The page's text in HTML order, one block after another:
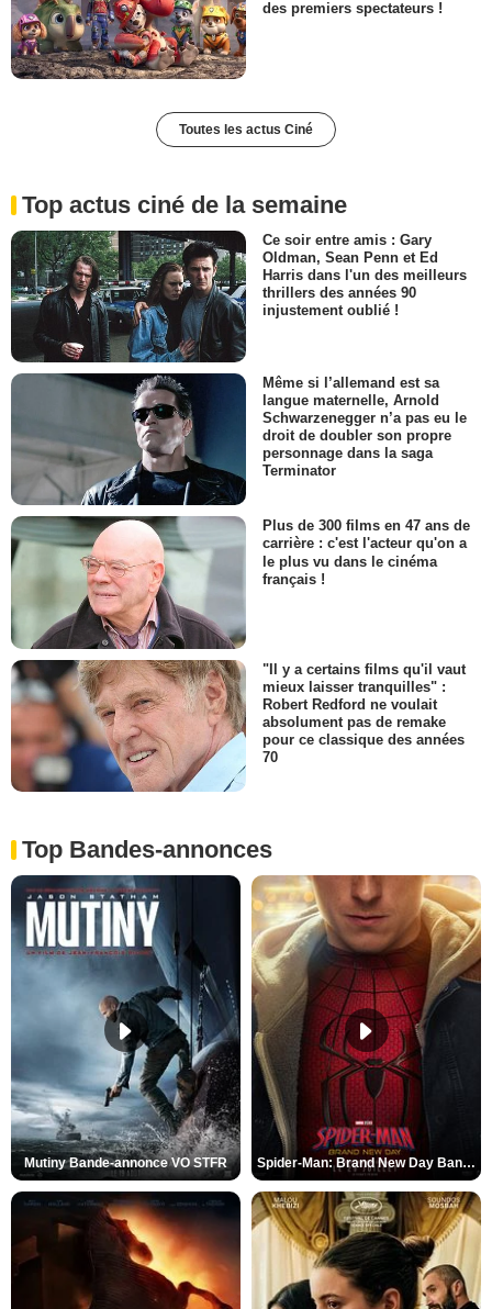
des premiers spectateurs !
Toutes les actus Ciné
Top actus ciné de la semaine
Ce soir entre amis : Gary
Oldman, Sean Penn et Ed
Harris dans l'un des meilleurs
thrillers des années 90
injustement oublié !
Même si l’allemand est sa
langue maternelle, Arnold
Schwarzenegger n’a pas eu le
droit de doubler son propre
personnage dans la saga
Terminator
Plus de 300 films en 47 ans de
carrière : c'est l'acteur qu'on a
le plus vu dans le cinéma
français !
"Il y a certains films qu'il vaut
mieux laisser tranquilles" :
Robert Redford ne voulait
absolument pas de remake
pour ce classique des années
70
Top Bandes-annonces
Mutiny Bande-annonce VO STFR Spider-Man: Brand New Day Bande-annonce VO STFR